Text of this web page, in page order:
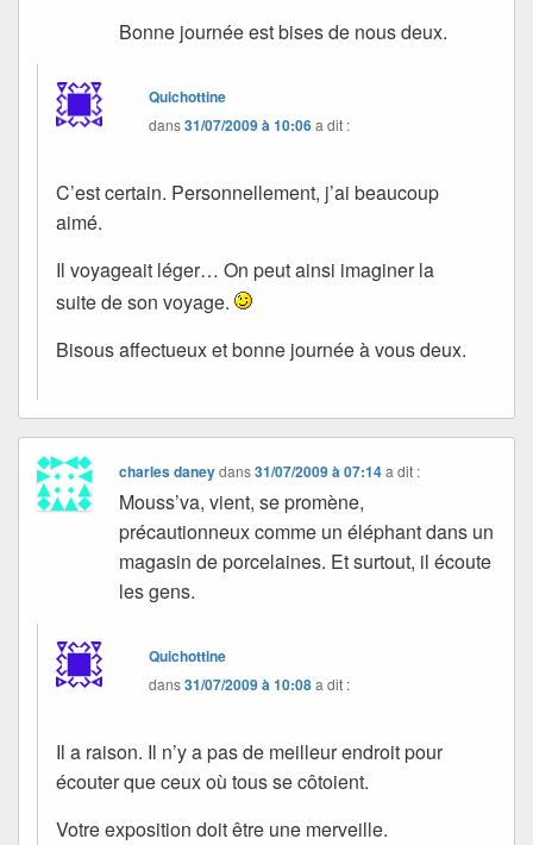
Bonne journée est bises de nous deux.
Quichottine
dans31/07/2009 à 10:06a dit :
C’est certain. Personnellement, j’ai beaucoup
aimé.
Il voyageait léger… On peut ainsi imaginer la
suite de son voyage.
Bisous affectueux et bonne journée à vous deux.
charles daneydans31/07/2009 à 07:14 a dit :
Mouss’va, vient, se promène,
précautionneux comme un éléphant dans un
magasin de porcelaines. Et surtout, il écoute
les gens.
Quichottine
dans31/07/2009 à 10:08a dit :
Il a raison. Il n’y a pas de meilleur endroit pour
écouter que ceux où tous se côtoient.
Votre exposition doit être une merveille.